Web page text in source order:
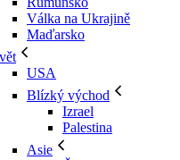
Válka na Ukrajině
Maďarsko
USA
Blízký východ
Izrael
Palestina
Asie